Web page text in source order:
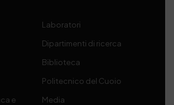
e
Laboratori
Dipartimenti di ricerca
Biblioteca
Politecnico del Cuoio
Media